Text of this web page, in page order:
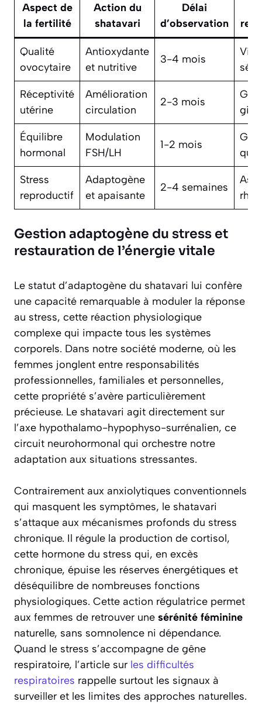
Aspect de
la fertilité
Action du
shatavari
Délai
d’observation
Qualité
ovocytaire
Antioxydante
et nutritive
3-4 mois
Réceptivité
utérine
Amélioration
circulation
2-3 mois
Équilibre
hormonal
Modulation
FSH/LH
1-2 mois
quai
Stress
reproductif
Adaptogène
et apaisante
2-4 semaines
Gestion adaptogène du stress et
restauration de l’énergie vitale
Le statut d’adaptogène du shatavari lui confère
une capacité remarquable à moduler la réponse
au stress, cette réaction physiologique
complexe qui impacte tous les systèmes
corporels. Dans notre société moderne, où les
femmes jonglent entre responsabilités
professionnelles, familiales et personnelles,
cette propriété s’avère particulièrement
précieuse. Le shatavari agit directement sur
l’axe hypothalamo-hypophyso-surrénalien, ce
circuit neurohormonal qui orchestre notre
adaptation aux situations stressantes.
Contrairement aux anxiolytiques conventionnels
qui masquent les symptômes, le shatavari
s’attaque aux mécanismes profonds du stress
chronique. Il régule la production de cortisol,
cette hormone du stress qui, en excès
chronique, épuise les réserves énergétiques et
déséquilibre de nombreuses fonctions
physiologiques. Cette action régulatrice permet
aux femmes de retrouver une sérénité féminine
naturelle, sans somnolence ni dépendance.
Quand le stress s’accompagne de gêne
respiratoire, l’article sur les difficultés
respiratoires rappelle surtout les signaux à
surveiller et les limites des approches naturelles.